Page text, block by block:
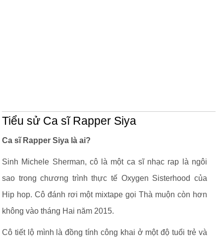
Tiểu sử Ca sĩ Rapper Siya
Ca sĩ Rapper Siya là ai?
Sinh Michele Sherman, cô là một ca sĩ nhạc rap là ngôi
sao trong chương trình thực tế Oxygen Sisterhood của
Hip hop. Cô đánh rơi một mixtape gọi Thà muộn còn hơn
không vào tháng Hai năm 2015.
Cô tiết lộ mình là đồng tính công khai ở một độ tuổi trẻ và